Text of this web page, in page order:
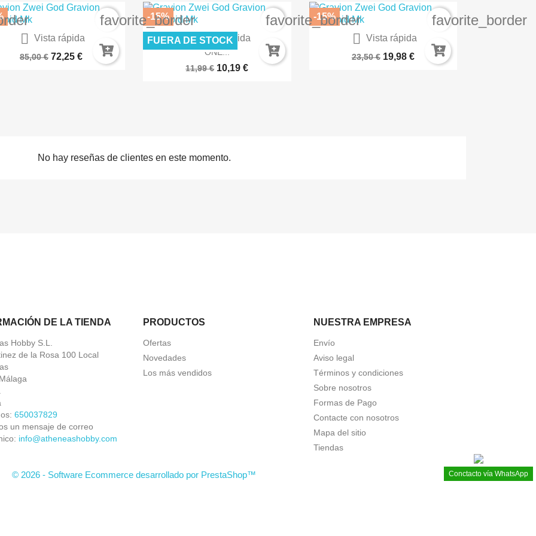

Vista rápida
Ginga Kikoutai Majestic...
85,00 € 72,25 €
favorite_border
 Vista rápida
TRANSFORMERS GENERATION
ONE...
11,99 € 10,19 €
-15%
FUERA DE STOCK
favorite_border

Vista rápida
Marvel Rivals Champion...
23,50 € 19,98 €
-15% favorite_border
No hay reseñas de clientes en este momento.
DE LA TIENDA
Hobby S.L.
de la Rosa 100 Local
650037829
un mensaje de correo
info@atheneashobby.com
PRODUCTOS
Ofertas
Novedades
Los más vendidos
NUESTRA EMPRESA
Envío
Aviso legal
Términos y condiciones
Sobre nosotros
Formas de Pago
Contacte con nosotros
Mapa del sitio
Tiendas
© 2026 - Software Ecommerce desarrollado por PrestaShop™ Conctacto vía WhatsApp